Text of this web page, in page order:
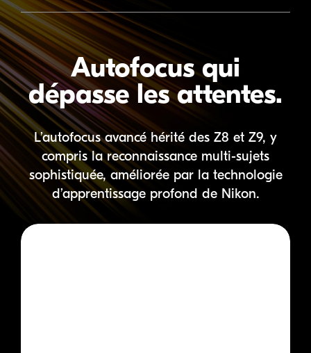
Autofocus qui
dépasse les attentes.
L’autofocus avancé hérité des Z8 et Z9, y
compris la reconnaissance multi-sujets
sophistiquée, améliorée par la technologie
d’apprentissage profond de Nikon.